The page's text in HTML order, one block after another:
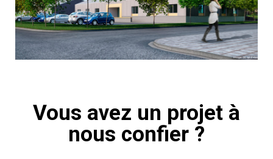
Vous avez un projet à
nous confier ?